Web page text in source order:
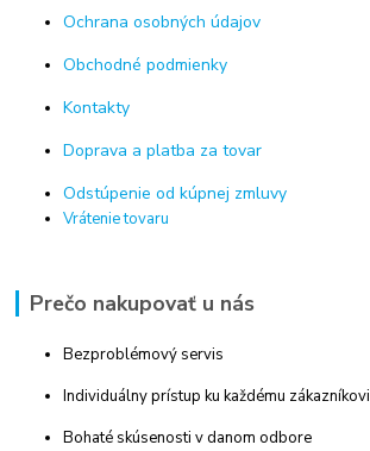
Ochrana osobných údajov
Obchodné podmienky
Kontakty
Doprava a platba za tovar
Odstúpenie od kúpnej zmluvy
Vrátenie tovaru
Prečo nakupovať u nás
Bezproblémový servis
Individuálny prístup ku každému zákazníkovi
Bohaté skúsenosti v danom odbore